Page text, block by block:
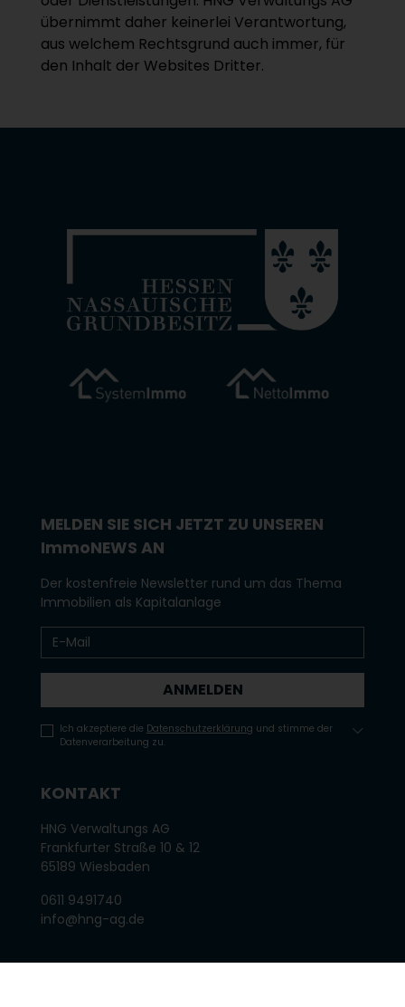
übernimmt daher keinerlei Verantwortung,
aus welchem Rechtsgrund auch immer, für
den Inhalt der Websites Dritter.
MELDEN SIE SICH JETZT ZU UNSEREN
ImmoNEWS AN
Der kostenfreie Newsletter rund um das Thema
Immobilien als Kapitalanlage
ANMELDEN
Ich akzeptiere die Datenschutzerklärung und stimme der
Datenverarbeitung zu.
KONTAKT
HNG Verwaltungs AG
Frankfurter Straße 10 & 12
65189 Wiesbaden
0611 9491740
info@hng-ag.de